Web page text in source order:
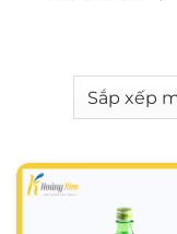
TRÀ PHA CHẾ
SYRUP - SAUCE
280 Sản Phẩm
MỨT PHA CHẾ
192 Sản Phẩm